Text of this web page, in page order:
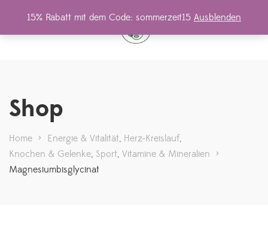
Shop
Home > Energie & Vitalität, Herz-Kreislauf,
Knochen & Gelenke, Sport, Vitamine & Mineralien >
Magnesiumbisglycinat
15% Rabatt mit dem Code: sommerzeit15 Ausblenden